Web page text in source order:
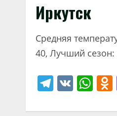
Иркутск
Средняя
40, Лучший сезон:
VK